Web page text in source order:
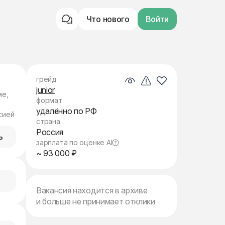
Что нового Войти
грейд
junior
формат
удалённо по РФ
страна
Россия
зарплата по оценке AI
~ 93 000 ₽
Вакансия находится в архиве
и больше не принимает отклики